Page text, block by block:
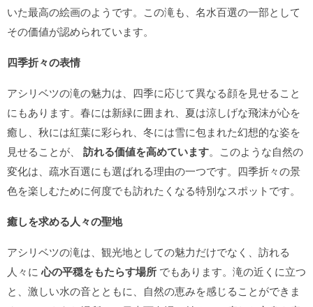
いた最高の絵画のようです。この滝も、名水百選の一部として
その価値が認められています。
四季折々の表情
アシリベツの滝の魅力は、四季に応じて異なる顔を見せること
にもあります。春には新緑に囲まれ、夏は涼しげな飛沫が心を
癒し、秋には紅葉に彩られ、冬には雪に包まれた幻想的な姿を
見せることが、 訪れる価値を高めています。このような自然の
変化は、疏水百選にも選ばれる理由の一つです。四季折々の景
色を楽しむために何度でも訪れたくなる特別なスポットです。
癒しを求める人々の聖地
アシリベツの滝は、観光地としての魅力だけでなく、訪れる
人々に心の平穏をもたらす場所 でもあります。滝の近くに立つ
と、激しい水の音とともに、自然の恵みを感じることができま